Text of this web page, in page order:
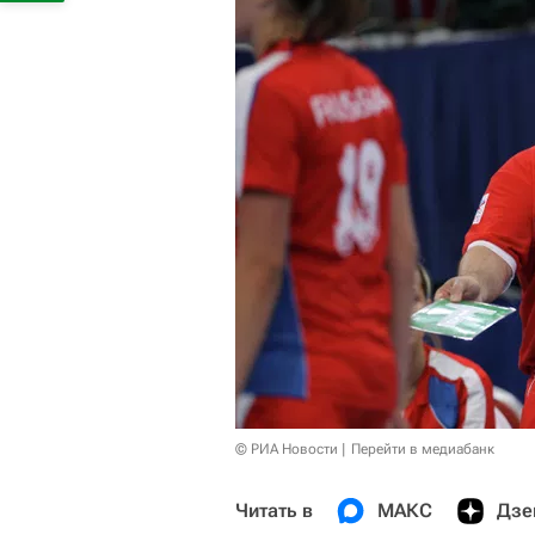
© РИА Новости Перейти в медиабанк
Читать в МАКС